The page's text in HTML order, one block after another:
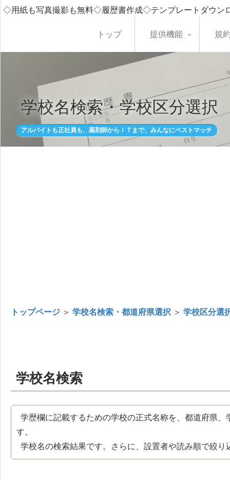
◇用紙も写真撮影も無料◇履歴書作成◇テンプレートダウ
トップ 提供機能 規
学校名検索・学校区分選択
アルバイトも正社員も、薬剤師からＩＴまで、みんなにベストマッチ
トップページ ＞ 学校名検索・都道府県選択 ＞ 学校区分選
学校名検索
学歴欄に記載するための学校の正式名称を、都道府県
す。
学校名の検索結果です。さらに、設置者や読み順で絞り